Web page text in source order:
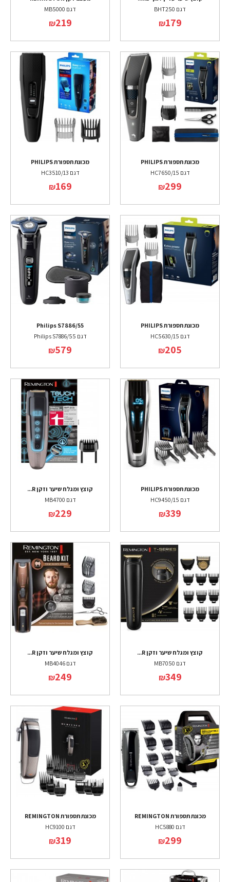
דגם BHT250
₪179
דגם MB5000
₪219
מכונת תספורת PHILIPS
דגם HC7650/15
₪299
מכונת תספורת PHILIPS
דגם HC3510/13
₪169
מכונת תספורת PHILIPS
דגם HC5630/15
₪205
Philips S7886/55
דגם Philips S7886/55
₪579
מכונת תספורת PHILIPS
דגם HC9450/15
₪339
קוצץ ומגלח שיער וזקן R...
דגם MB4700
₪229
קוצץ ומגלח שיער וזקן R...
דגם MB7050
₪349
קוצץ ומגלח שיער וזקן R...
דגם MB4046
₪249
מכונת תספורת REMINGTON
דגם HC5880
₪299
מכונת תספורת REMINGTON
דגם HC9100
₪319